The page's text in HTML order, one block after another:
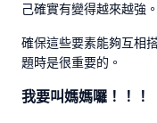
己確實有變得越來越強。
確保這些要素能夠互相
題時是很重要的。
我要叫媽媽囉！！！